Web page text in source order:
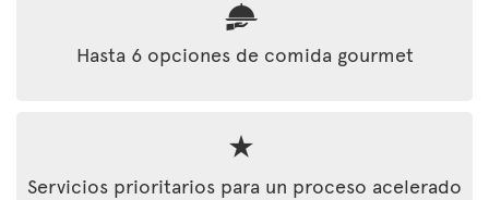
Hasta 6 opciones de comida gourmet
Servicios prioritarios para un proceso acelerado